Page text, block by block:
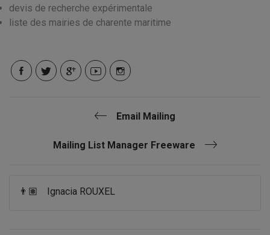
devis de recherche expérimentale
liste des mairies de charente maritime
Email Mailing
Mailing List Manager Freeware
👨🏽 Ignacia ROUXEL